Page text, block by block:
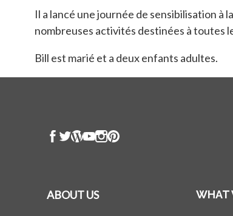
Il a lancé une journée de sensibilisation à
nombreuses activités destinées à toutes
Bill est marié et a deux enfants adultes.
ABOUT US WHAT